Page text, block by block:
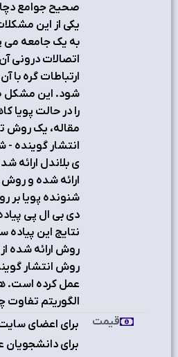
صحیح جوامع
یکی از این
به یک جامعه می
اتصالات درونی
ارتباطات گره با
شود. این
را در حالت پویا
مقاله، یک روش
انتشار گوینده
ی بلاندل ارائه
ارائه شده و روش
شنونده پویا بر
دی بی ال پی
نتایج این
روش ارائه شده
روش انتشار
عمل کرده است.
الگوریتم تفاوت
برای اعضای سایت : ۱٠٠,٠٠٠
برای دانشجویان عضو
قیمت